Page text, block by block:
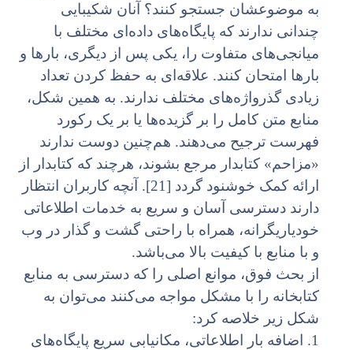
به‌ موضوعشان جستجو کنند؟ آنان شکیبایی
چندانی ندارند که پایگاه‌های داده‌ای مختلف با
میانجی‌های متفاوت را، یکی پس از دیگری، بارها و
بارها امتحان کنند. علاقه‌ای به حفظ کردن تعداد
زیادی گذر‌واژه‌های مختلف ندارند. به همین شکل،
منابع متن کامل را بر گزیده‌ها یا بر یک رکورد
فهرست ترجیح می‌دهند. هم‌چنین دوست ندارند
«مزاحم» کتابدار مرجع بشوند، هرچند که کتابدار از
ارائه کمک خوشنود گردد [21]. آنچه کاربران انتظار
دارند دسترسی آسان و سریع به خدمات اطلاعاتی
خودیاریگرانه،‌ همراه با راحتی گشت و گذار در وب
و با منابع با کیفیت بالا می‌باشد.
از بحث فوق، موانع اصلی‌ را که دسترسی به منابع
کتابخانه را با مشکل مواجه می‌کنند می‌توان به
شکل زیر خلاصه کرد:
1. اضافه بار اطلاعاتی، مکانیابی سریع پایگاه‌های